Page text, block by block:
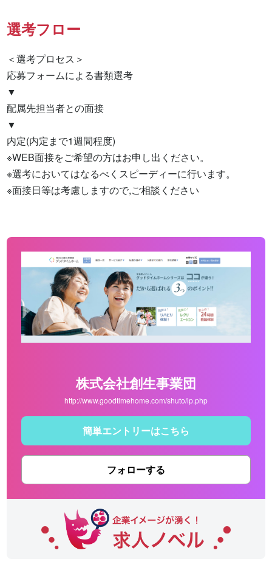
選考フロー
＜選考プロセス＞
応募フォームによる書類選考
▼
配属先担当者との面接
▼
内定(内定まで1週間程度)
※WEB面接をご希望の方はお申し出ください。
※選考においてはなるべくスピーディーに行います。
※面接日等は考慮しますので,ご相談ください
株式会社創生事業団
http://www.goodtimehome.com/shuto/lp.php
簡単エントリーはこちら
フォローする